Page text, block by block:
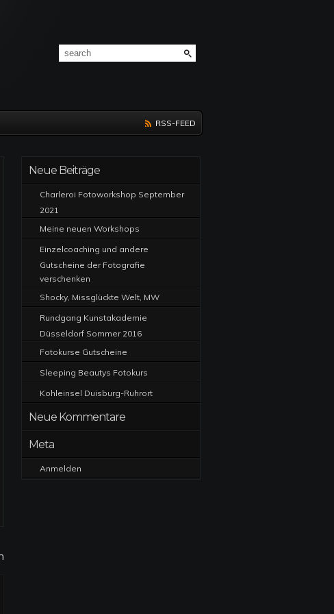
RSS-FEED
Neue Beiträge
Charleroi Fotoworkshop September
2021
Meine neuen Workshops
Einzelcoaching und andere
Gutscheine der Fotografie
verschenken
Shocky, Missglückte Welt, MW
Rundgang Kunstakademie
Düsseldorf Sommer 2016
Fotokurse Gutscheine
Sleeping Beautys Fotokurs
Kohleinsel Duisburg-Ruhrort
Neue Kommentare
Meta
Anmelden